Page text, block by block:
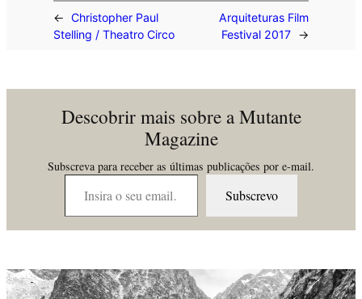
←
Christopher Paul
Stelling / Theatro Circo
Arquiteturas Film
Festival 2017
→
Descobrir mais sobre a Mutante
Magazine
Subscreva para receber as últimas publicações por e-mail.
Insira o seu email…
Subscrevo